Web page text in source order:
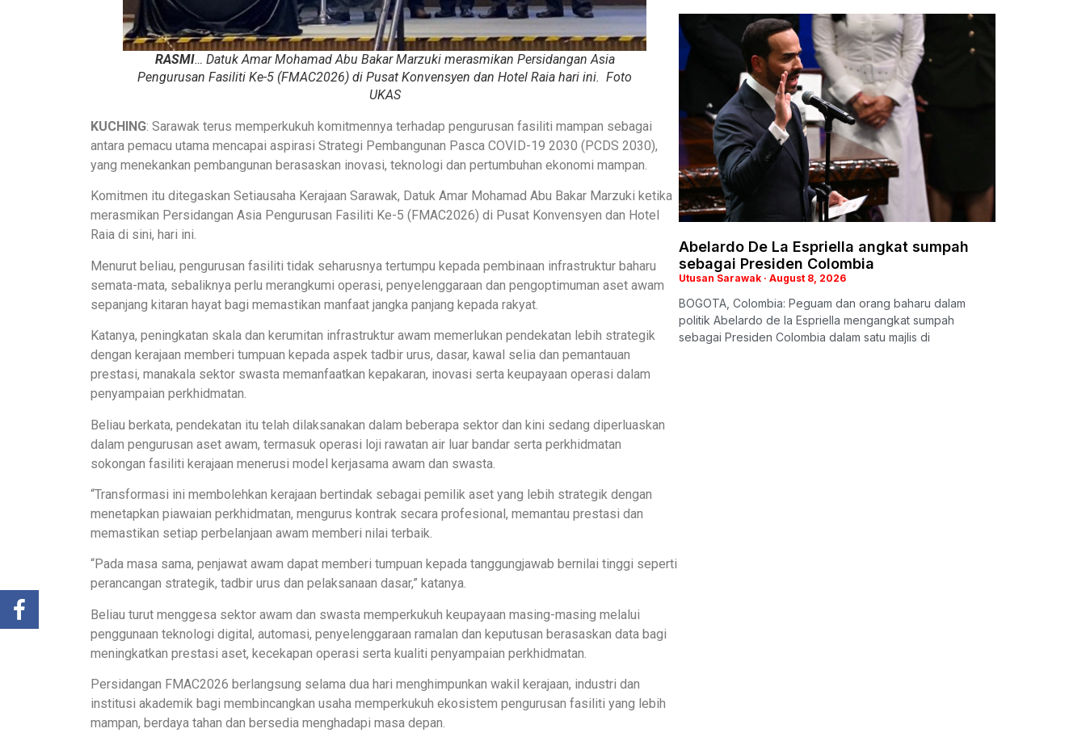
RASMI… Datuk Amar Mohamad Abu Bakar Marzuki merasmikan Persidangan Asia
Pengurusan Fasiliti Ke-5 (FMAC2026) di Pusat Konvensyen dan Hotel Raia hari ini. Foto
UKAS
KUCHING: Sarawak terus memperkukuh komitmennya terhadap pengurusan fasiliti mampan sebagai
antara pemacu utama mencapai aspirasi Strategi Pembangunan Pasca COVID-19 2030 (PCDS 2030),
yang menekankan pembangunan berasaskan inovasi, teknologi dan pertumbuhan ekonomi mampan.
Komitmen itu ditegaskan Setiausaha Kerajaan Sarawak, Datuk Amar Mohamad Abu Bakar Marzuki ketika
merasmikan Persidangan Asia Pengurusan Fasiliti Ke-5 (FMAC2026) di Pusat Konvensyen dan Hotel
Raia di sini, hari ini.
Menurut beliau, pengurusan fasiliti tidak seharusnya tertumpu kepada pembinaan infrastruktur baharu
semata-mata, sebaliknya perlu merangkumi operasi, penyelenggaraan dan pengoptimuman aset awam
sepanjang kitaran hayat bagi memastikan manfaat jangka panjang kepada rakyat.
Katanya, peningkatan skala dan kerumitan infrastruktur awam memerlukan pendekatan lebih strategik
dengan kerajaan memberi tumpuan kepada aspek tadbir urus, dasar, kawal selia dan pemantauan
prestasi, manakala sektor swasta memanfaatkan kepakaran, inovasi serta keupayaan operasi dalam
penyampaian perkhidmatan.
Beliau berkata, pendekatan itu telah dilaksanakan dalam beberapa sektor dan kini sedang diperluaskan
dalam pengurusan aset awam, termasuk operasi loji rawatan air luar bandar serta perkhidmatan
sokongan fasiliti kerajaan menerusi model kerjasama awam dan swasta.
“Transformasi ini membolehkan kerajaan bertindak sebagai pemilik aset yang lebih strategik dengan
menetapkan piawaian perkhidmatan, mengurus kontrak secara profesional, memantau prestasi dan
memastikan setiap perbelanjaan awam memberi nilai terbaik.
“Pada masa sama, penjawat awam dapat memberi tumpuan kepada tanggungjawab bernilai tinggi seperti
perancangan strategik, tadbir urus dan pelaksanaan dasar,” katanya.
Beliau turut menggesa sektor awam dan swasta memperkukuh keupayaan masing-masing melalui
penggunaan teknologi digital, automasi, penyelenggaraan ramalan dan keputusan berasaskan data bagi
meningkatkan prestasi aset, kecekapan operasi serta kualiti penyampaian perkhidmatan.
Persidangan FMAC2026 berlangsung selama dua hari menghimpunkan wakil kerajaan, industri dan
institusi akademik bagi membincangkan usaha memperkukuh ekosistem pengurusan fasiliti yang lebih
mampan, berdaya tahan dan bersedia menghadapi masa depan.
Abelardo De La Espriella angkat sumpah
sebagai Presiden Colombia
Utusan Sarawak August 8, 2026
BOGOTA, Colombia: Peguam dan orang baharu dalam
politik Abelardo de la Espriella mengangkat sumpah
sebagai Presiden Colombia dalam satu majlis di